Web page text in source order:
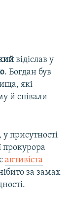
відіслав у
. Богдан був
які
й співали
присутності
прокурора
активіста
за замах